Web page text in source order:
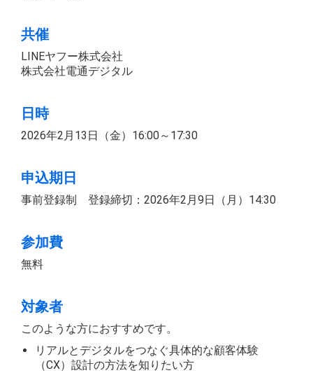
共催
LINEヤフー株式会社
株式会社電通デジタル
日時
2026年2月13日（金）16:00～17:30
申込期日
事前登録制 登録締切：2026年2月9日（月）14:30
参加費
無料
対象者
このような方におすすめです。
リアルとデジタルをつなぐ具体的な顧客体験
（CX）設計の方法を知りたい方